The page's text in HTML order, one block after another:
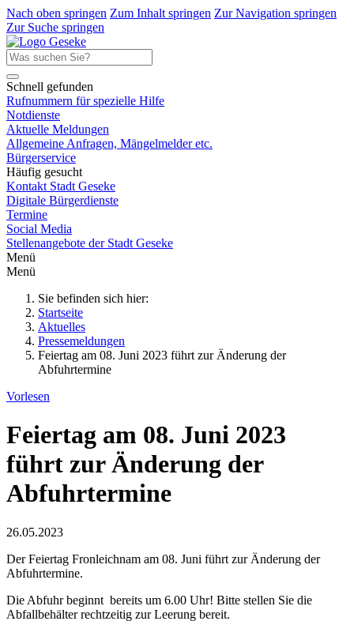
Nach oben springen Zum Inhalt springen Zur Navigation springen
Zur Suche springen
Schnell gefunden
Rufnummern für spezielle Hilfe
Notdienste
Aktuelle Meldungen
Allgemeine Anfragen, Mängelmelder etc.
Bürgerservice
Häufig gesucht
Kontakt Stadt Geseke
Digitale Bürgerdienste
Termine
Social Media
Stellenangebote der Stadt Geseke
Menü
Menü
Sie befinden sich hier:
Startseite
Aktuelles
Pressemeldungen
Feiertag am 08. Juni 2023 führt zur Änderung der
Abfuhrtermine
Vorlesen
Feiertag am 08. Juni 2023
führt zur Änderung der
Abfuhrtermine
26.05.2023
Der Feiertag Fronleichnam am 08. Juni führt zur Änderung der
Abfuhrtermine.
Die Abfuhr beginnt bereits um 6.00 Uhr! Bitte stellen Sie die
Abfallbehälter rechtzeitig zur Leerung bereit.